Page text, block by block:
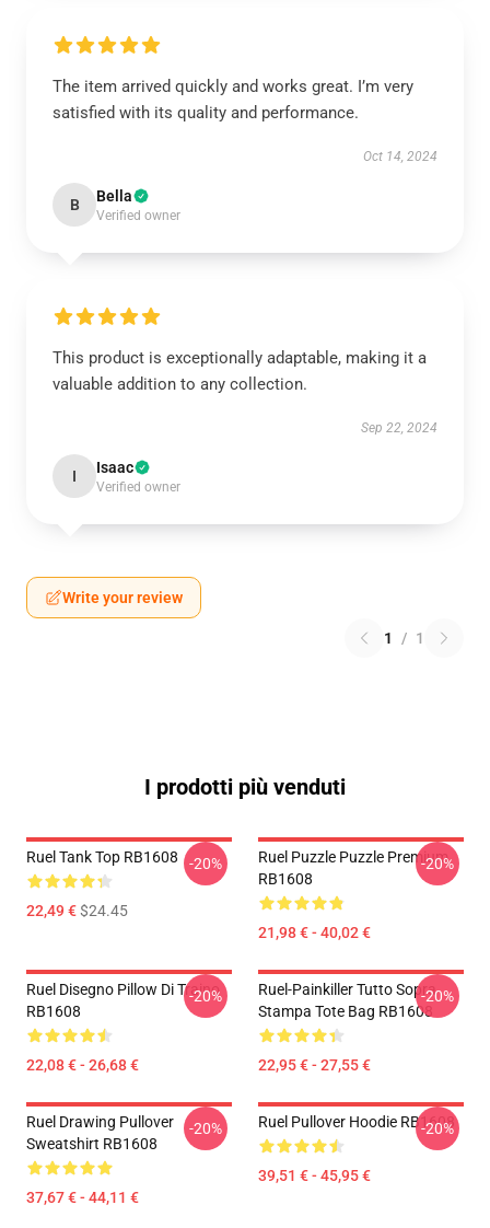
The item arrived quickly and works great. I’m very
satisfied with its quality and performance.
Oct 14, 2024
B Bella
Verified owner
This product is exceptionally adaptable, making it a
valuable addition to any collection.
Sep 22, 2024
I Isaac
Verified owner
Write your review
1 / 1
I prodotti più venduti
Ruel Tank Top RB1608
22,49 €$24.45
-20%
Ruel Puzzle Puzzle Premium
RB1608
21,98 € - 40,02 €
-20%
Ruel Disegno Pillow Di Traino
RB1608
22,08 € - 26,68 €
-20%
Ruel-Painkiller Tutto Sopra
Stampa Tote Bag RB1608
22,95 € - 27,55 €
-20%
Ruel Drawing Pullover
Sweatshirt RB1608
37,67 € - 44,11 €
-20% Ruel Pullover Hoodie RB1608
39,51 € - 45,95 €
-20%